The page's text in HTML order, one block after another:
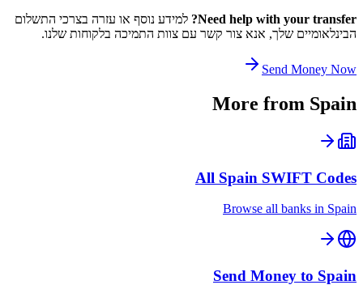
Need help with your transfer?
למידע נוסף או עזרה בצרכי התשלום
הבינלאומיים שלך, אנא צור קשר עם צוות התמיכה בלקוחות שלנו.
Send Money Now
More from Spain
All Spain SWIFT Codes
Browse all banks in Spain
Send Money to Spain